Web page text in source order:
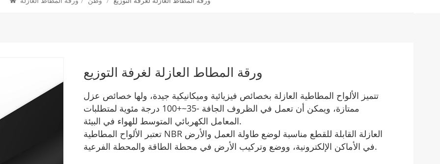
ورقة المطاط العازلة لغرفة التوزيع
تتميز الألواح المطاطية العازلة بخصائص فيزيائية وميكانيكية جيدة، ولها خصائص عزل
ممتازة، ويمكن أن تعمل في الظروف الجافة -35~+100 درجة مئوية لمتطلبات
المعامل الكهربائي المتوسط للهواء في البيئة.
تعتبر الألواح المطاطية NBR العازلة القابلة للقطع مناسبة لوضع طاولة العمل والأرض
في الأماكن الإلكترونية، ووضع وتركيب الأرض في محطة الطاقة والمحطة الفرعية.